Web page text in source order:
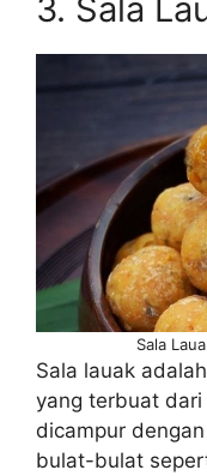
3. Sala
Sala
Sala lauak
yang terbuat
dicampur
bulat-bulat